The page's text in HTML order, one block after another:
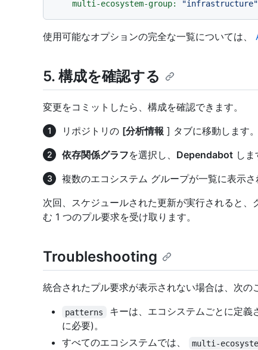
multi-ecosystem-group:
"infrastructure"
使用可能なオプションの完全な一覧については、
5. 構成を確認する
変更をコミットしたら、構成を確認できます。
リポジトリの [分析情報 ] タブに移動します。
依存関係グラフを選択し、 Dependabot しま
複数のエコシステム グループが一覧に表示さ
次回、スケジュールされた更新が実行されると
む 1 つのプル要求を受け取ります。
Troubleshooting
統合されたプル要求が表示されない場合は、次の
patterns キーは、エコシステムごとに定義
に必要)。
すべてのエコシステムでは、
multi-